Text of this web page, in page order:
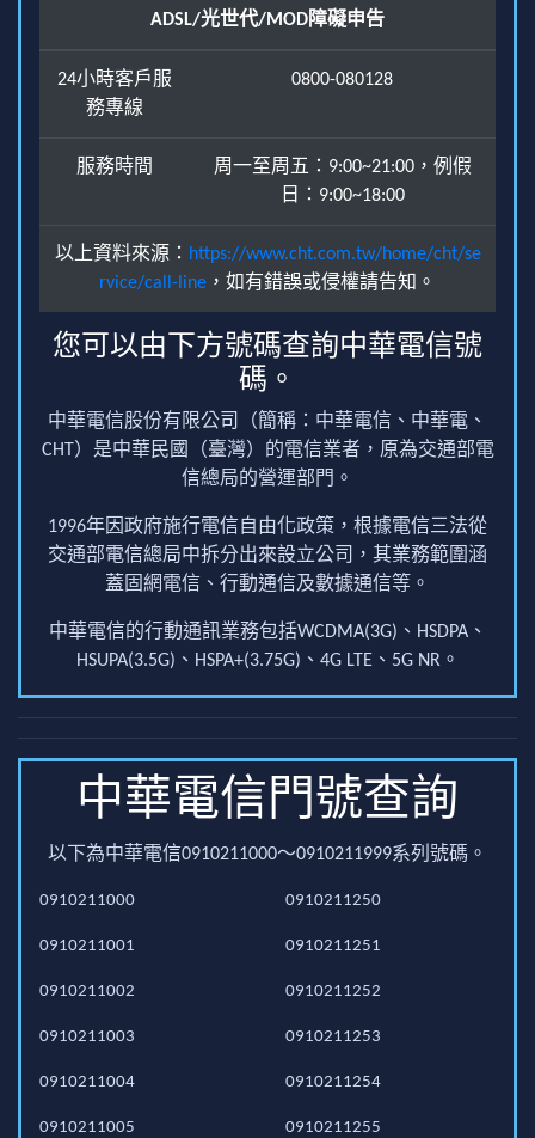
ADSL/光世代/MOD障礙申告
24小時客戶服
務專線
0800-080128
服務時間
周一至周五：9:00~21:00，例假
日：9:00~18:00
以上資料來源： https://www.cht.com.tw/home/cht/se
rvice/call-line ，如有錯誤或侵權請告知。
您可以由下方號碼查詢中華電信號
碼。
中華電信股份有限公司（簡稱：中華電信、中華電、
CHT）是中華民國（臺灣）的電信業者，原為交通部電
信總局的營運部門。
1996年因政府施行電信自由化政策，根據電信三法從
交通部電信總局中拆分出來設立公司，其業務範圍涵
蓋固網電信、行動通信及數據通信等。
中華電信的行動通訊業務包括WCDMA(3G)、HSDPA、
HSUPA(3.5G)、HSPA+(3.75G)、4G LTE、5G NR。
中華電信門號查詢
以下為中華電信0910211000～0910211999系列號碼。
0910211000
0910211001
0910211002
0910211003
0910211004
0910211005
0910211250
0910211251
0910211252
0910211253
0910211254
0910211255